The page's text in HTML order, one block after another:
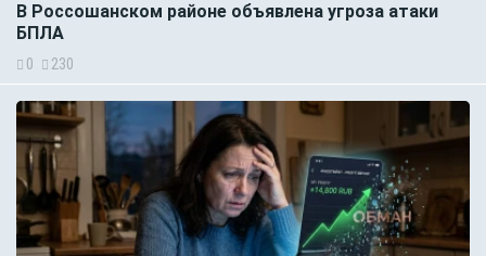
В Россошанском районе объявлена угроза атаки
БПЛА
0 230